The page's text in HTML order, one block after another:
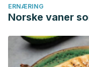
ERNÆRING
Norske vaner